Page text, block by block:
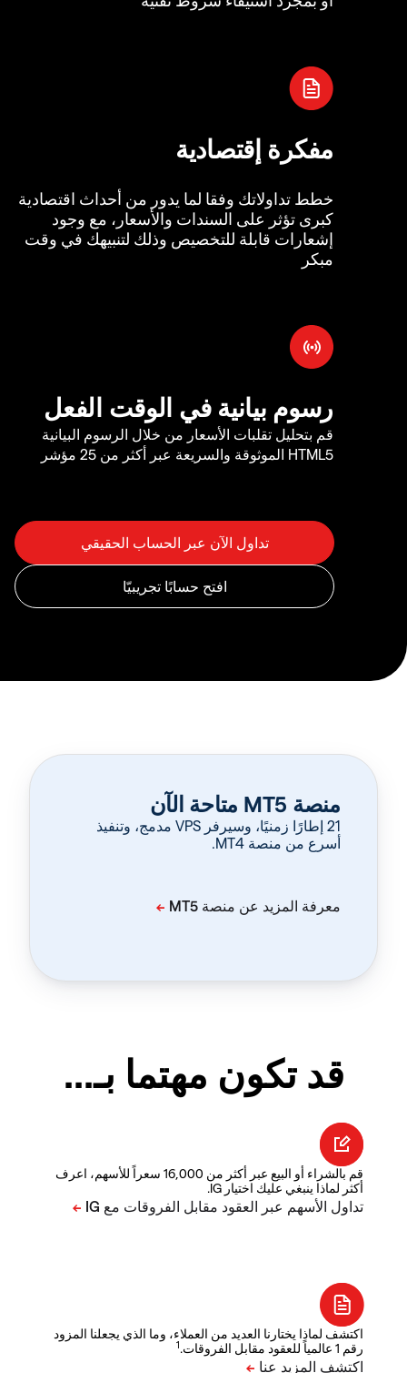
مفكرة إقتصادية
خطط تداولاتك وفقا لما يدور من أحداث اقتصادية
كبرى تؤثر على السندات والأسعار، مع وجود
إشعارات قابلة للتخصيص وذلك لتنبيهك في وقت
مبكر
رسوم بيانية في الوقت الفعل
قم بتحليل تقلبات الأسعار من خلال الرسوم البيانية
HTML5 الموثوقة والسريعة عبر أكثر من 25 مؤشر
منصة MT5 متاحة الآن
‏21 إطارًا زمنيًا، وسيرفر VPS مدمج، وتنفيذ
أسرع من منصة MT4.
قد تكون مهتما بـ...
قم بالشراء أو البيع عبر أكثر من 16,000 سعراً للأسهم، اعرف
أكثر لماذا ينبغي عليك اختيار IG.
اكتشف لماذا يختارنا العديد من العملاء، وما الذي يجعلنا المزود
رقم 1 عالمياً للعقود مقابل الفروقات.
1